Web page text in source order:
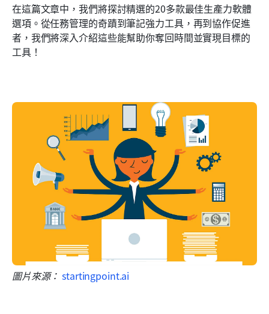
在這篇文章中，我們將探討精選的20多款最佳生產力軟體
選項。從任務管理的奇蹟到筆記強力工具，再到協作促進
者，我們將深入介紹這些能幫助你奪回時間並實現目標的
工具！
圖片來源： startingpoint.ai
使用合適的工具，釋放您的生產力潛能